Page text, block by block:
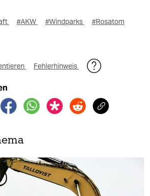
#AKW #Windparks
#Rosatom
Fehlerhinweis